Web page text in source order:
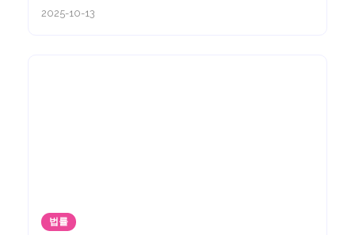
2025-10-13
법률